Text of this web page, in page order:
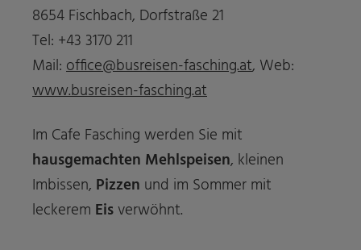
8654 Fischbach, Dorfstraße 21
Tel: +43 3170 211
Mail: office@busreisen-fasching.at, Web:
www.busreisen-fasching.at
Im Cafe Fasching werden Sie mit
hausgemachten Mehlspeisen, kleinen
Imbissen, Pizzen und im Sommer mit
leckerem Eis verwöhnt.